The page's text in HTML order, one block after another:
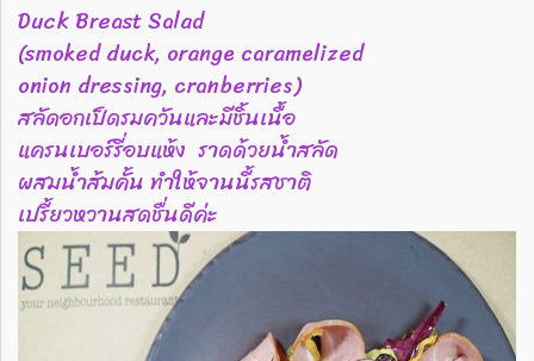
Duck Breast Salad
(smoked duck, orange caramelized
onion dressing, cranberries)
สลัดอกเป็ดรมควันและมีชิ้นเนื้อ
แครนเบอร์รี่อบแห้ง ราดด้วยน้ำสลัด
ผสมน้ำส้มคั้น ทำให้จานนี้รสชาติ
เปรี้ยวหวานสดชื่นดีค่ะ